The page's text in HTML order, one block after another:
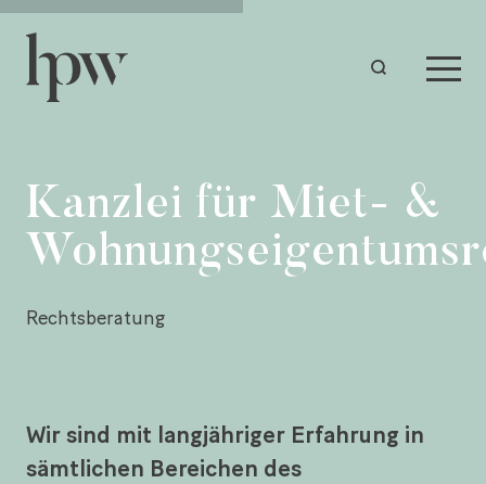
Kanzlei für Miet- &
Rechtsberatung
Wir sind mit langjähriger Erfahrung in
sämtlichen Bereichen des